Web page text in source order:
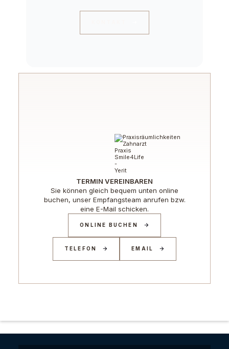
TERMIN VEREINBAREN
Sie können gleich bequem unten online
buchen, unser Empfangsteam anrufen bzw.
eine E-Mail schicken.
ONLINE BUCHEN
TELEFON EMAIL